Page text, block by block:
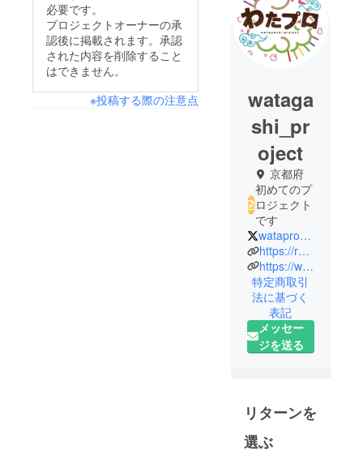
必要です。
プロジェクトオーナーの承
認後に掲載されます。承認
された内容を削除すること
はできません。
※投稿する際の注意点
wataga
shi_pr
oject
京都府
初めてのプ
ロジェクト
です
watapro_kyoto
https://releys.jp/
https://watapro.jp
特定商取引
法に基づく
表記
メッセー
ジを送る
リターンを
選ぶ